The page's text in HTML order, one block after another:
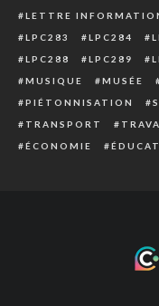
LETTRE
LPC283
LPC284
LPC288
LPC289
MUSIQUE
MUSÉE
PIÉTONNISATION
TRANSPORT
ÉCONOMIE